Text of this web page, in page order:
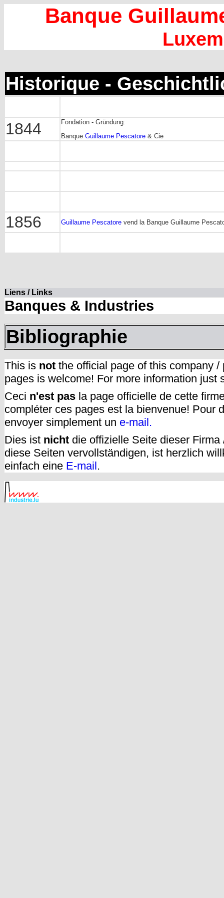
Banque
Historique -
1844
Fondation - Gründung:
Banque Guillaume Pescatore & Cie
1856 Guillaume Pescatore vend la Banque Guillaume
Liens / Links
Banques & Industries
Bibliographie
This is not the official page of this company
pages is welcome! For more information just
Ceci n'est pas la page officielle de cette
compléter ces pages est la bienvenue! Pour
envoyer simplement un e-mail.
Dies ist nicht die offizielle Seite dieser
diese Seiten vervollständigen, ist herzlich
einfach eine E-mail.